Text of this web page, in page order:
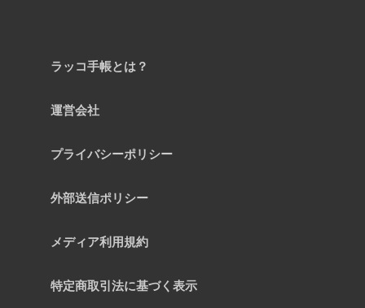
ラッコ手帳とは？
運営会社
プライバシーポリシー
外部送信ポリシー
メディア利用規約
特定商取引法に基づく表示